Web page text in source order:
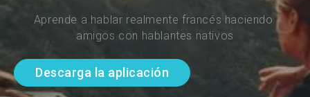
Aprende a hablar realmente francés haciendo
amigos con hablantes nativos
Descarga la aplicación